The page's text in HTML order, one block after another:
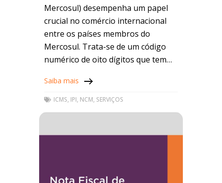
Mercosul) desempenha um papel
crucial no comércio internacional
entre os países membros do
Mercosul. Trata-se de um código
numérico de oito dígitos que tem
padronizada, cada produto
comercializado. A
Saiba mais
ICMS, IPI, NCM, SERVIÇOS